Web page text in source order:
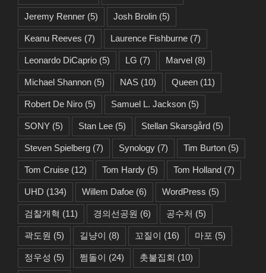
Jeremy Renner (5) Josh Brolin (5)
Keanu Reeves (7) Laurence Fishburne (7)
Leonardo DiCaprio (5) LG (7) Marvel (8)
Michael Shannon (5) NAS (10) Queen (11)
Robert De Niro (5) Samuel L. Jackson (5)
SONY (5) Stan Lee (5) Stellan Skarsgård (5)
Steven Spielberg (7) Synology (7) Tim Burton (5)
Tom Cruise (12) Tom Hardy (5) Tom Holland (7)
UHD (134) Willem Dafoe (6) WordPress (5)
검찰개혁 (11) 경의선공원 (6) 공수처 (5)
곽도원 (5) 길냥이 (8) 꼬질이 (16) 마포 (5)
정우성 (5) 쩜돌이 (24) 촛불집회 (10)